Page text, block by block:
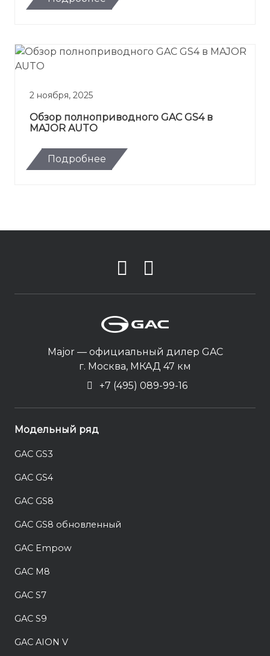
2 ноября, 2025
Обзор полноприводного GAC GS4 в
MAJOR AUTO
Подробнее
Major — официальный дилер GAC
г. Москва, МКАД 47 км
+7 (495) 089-99-16
Модельный ряд
GAC GS3
GAC GS4
GAC GS8
GAC GS8 обновленный
GAC Empow
GAC M8
GAC S7
GAC S9
GAC AION V